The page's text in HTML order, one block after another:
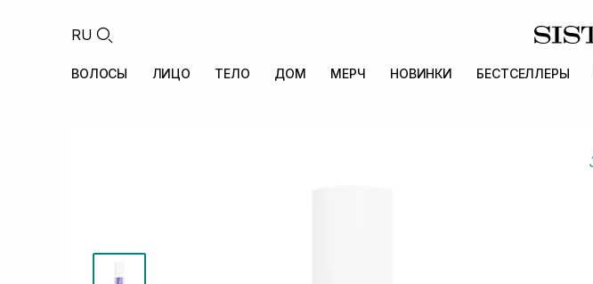
RU
ВОЛОСЫ ЛИЦО ТЕЛО ДОМ МЕРЧ НОВИНКИ БЕСТСЕЛЛЕРЫ